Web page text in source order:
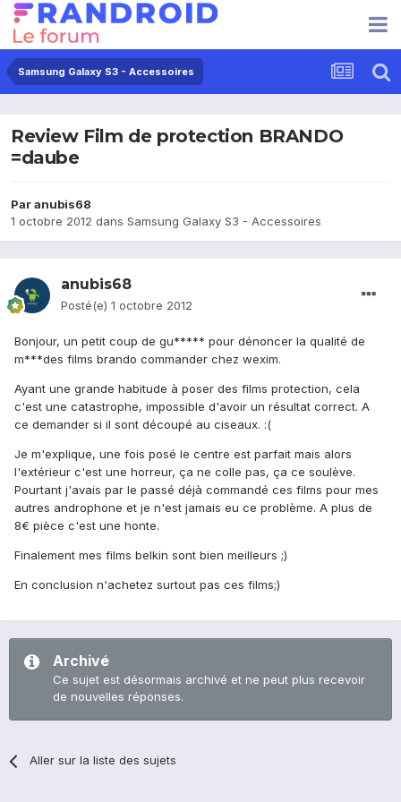
Samsung Galaxy S3 - Accessoires
Review Film de protection BRANDO
=daube
Paranubis68
1 octobre 2012 dans Samsung Galaxy S3 - Accessoires
anubis68
Posté(e) 1 octobre 2012
Bonjour, un petit coup de gu***** pour dénoncer la qualité de
m***des films brando commander chez wexim.
Ayant une grande habitude à poser des films protection, cela
c'est une catastrophe, impossible d'avoir un résultat correct. A
ce demander si il sont découpé au ciseaux. :(
Je m'explique, une fois posé le centre est parfait mais alors
l'extérieur c'est une horreur, ça ne colle pas, ça ce soulève.
Pourtant j'avais par le passé déjà commandé ces films pour mes
autres androphone et je n'est jamais eu ce problème. A plus de
8€ pièce c'est une honte.
Finalement mes films belkin sont bien meilleurs ;)
En conclusion n'achetez surtout pas ces films;)
Archivé
Ce sujet est désormais archivé et ne peut plus recevoir
de nouvelles réponses.
Aller sur la liste des sujets